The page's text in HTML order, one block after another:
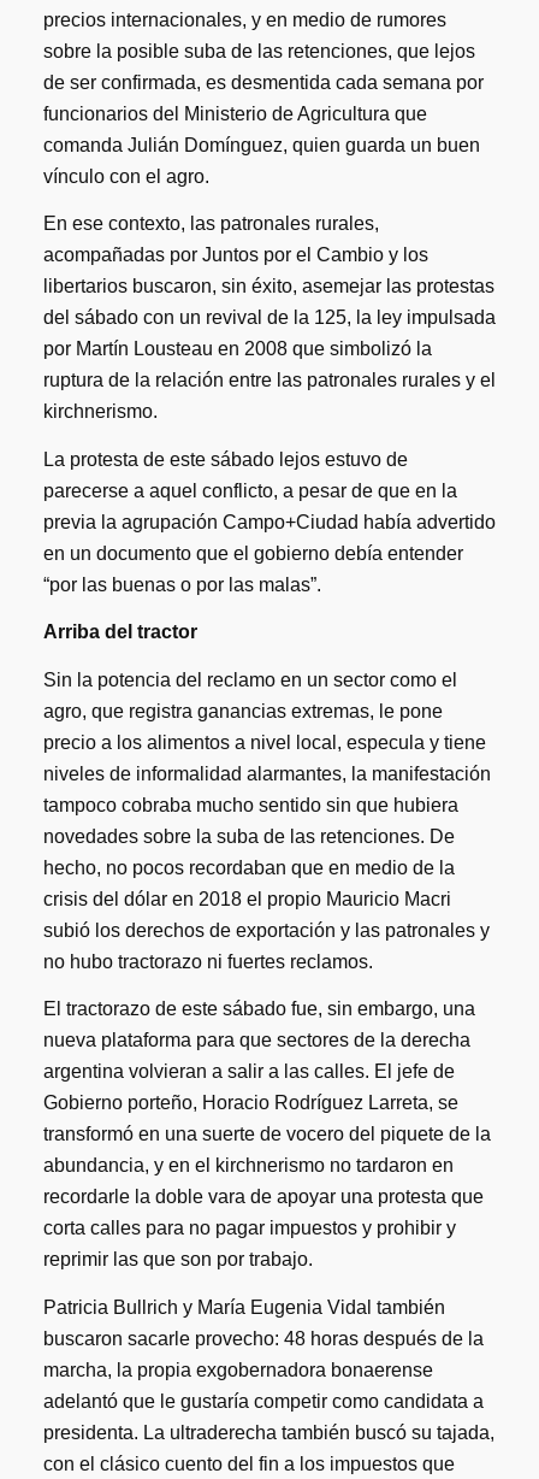
precios internacionales, y en medio de rumores
sobre la posible suba de las retenciones, que lejos
de ser confirmada, es desmentida cada semana por
funcionarios del Ministerio de Agricultura que
comanda Julián Domínguez, quien guarda un buen
vínculo con el agro.
En ese contexto, las patronales rurales,
acompañadas por Juntos por el Cambio y los
libertarios buscaron, sin éxito, asemejar las protestas
del sábado con un revival de la 125, la ley impulsada
por Martín Lousteau en 2008 que simbolizó la
ruptura de la relación entre las patronales rurales y el
kirchnerismo.
La protesta de este sábado lejos estuvo de
parecerse a aquel conflicto, a pesar de que en la
previa la agrupación Campo+Ciudad había advertido
en un documento que el gobierno debía entender
“por las buenas o por las malas”.
Arriba del tractor
Sin la potencia del reclamo en un sector como el
agro, que registra ganancias extremas, le pone
precio a los alimentos a nivel local, especula y tiene
niveles de informalidad alarmantes, la manifestación
tampoco cobraba mucho sentido sin que hubiera
novedades sobre la suba de las retenciones. De
hecho, no pocos recordaban que en medio de la
crisis del dólar en 2018 el propio Mauricio Macri
subió los derechos de exportación y las patronales y
no hubo tractorazo ni fuertes reclamos.
El tractorazo de este sábado fue, sin embargo, una
nueva plataforma para que sectores de la derecha
argentina volvieran a salir a las calles. El jefe de
Gobierno porteño, Horacio Rodríguez Larreta, se
transformó en una suerte de vocero del piquete de la
abundancia, y en el kirchnerismo no tardaron en
recordarle la doble vara de apoyar una protesta que
corta calles para no pagar impuestos y prohibir y
reprimir las que son por trabajo.
Patricia Bullrich y María Eugenia Vidal también
buscaron sacarle provecho: 48 horas después de la
marcha, la propia exgobernadora bonaerense
adelantó que le gustaría competir como candidata a
presidenta. La ultraderecha también buscó su tajada,
con el clásico cuento del fin a los impuestos que